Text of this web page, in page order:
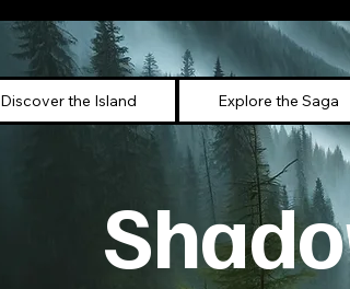
Discover the Island Explore the Saga